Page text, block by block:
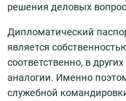
решения деловых
Дипломатический
является
соответственно, в
аналогии. Именно
служебной